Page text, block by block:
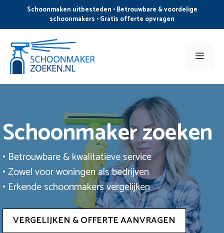
de
inhoud
Schoonmaken uitbesteden • Betrouwbare & voordelige
schoonmakers • Gratis offerte opvragen
Menu
Schoonmaker zoeken
• Betrouwbare & kwalitatieve service
• Zowel voor woningen als bedrijven
• Erkende schoonmakers vergelijken
VERGELIJKEN & OFFERTE AANVRAGEN